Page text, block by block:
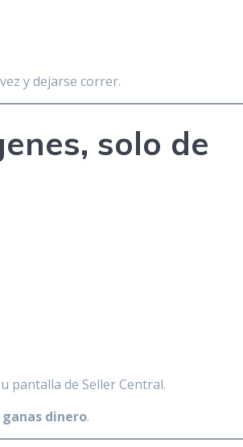
y dejarse correr.
solo de
pantalla de Seller Central.
dinero.